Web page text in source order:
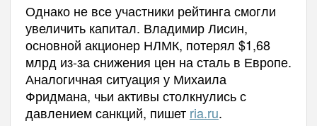
Однако не все участники рейтинга смогли
увеличить капитал. Владимир Лисин,
основной акционер НЛМК, потерял $1,68
млрд из-за снижения цен на сталь в Европе.
Аналогичная ситуация у Михаила
Фридмана, чьи активы столкнулись с
давлением санкций, пишет ria.ru.